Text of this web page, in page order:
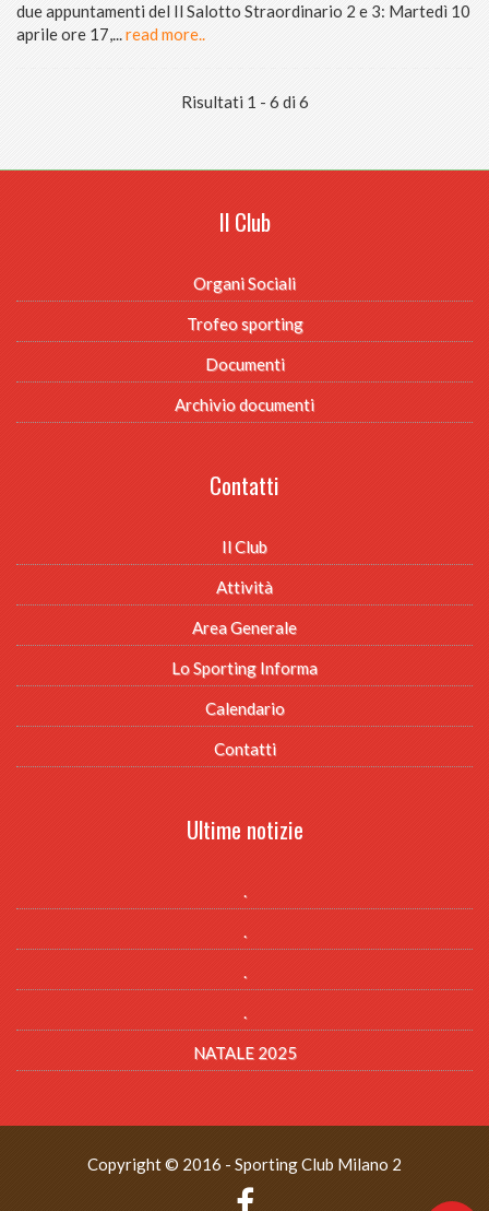
due appuntamenti del Il Salotto Straordinario 2 e 3: Martedì 10
aprile ore 17,...read more..
Risultati 1 - 6 di 6
Il Club
Organi Sociali
Trofeo sporting
Documenti
Archivio documenti
Contatti
Il Club
Attività
Area Generale
Lo Sporting Informa
Calendario
Contatti
Ultime notizie
.
.
.
.
NATALE 2025
Copyright © 2016 - Sporting Club Milano 2